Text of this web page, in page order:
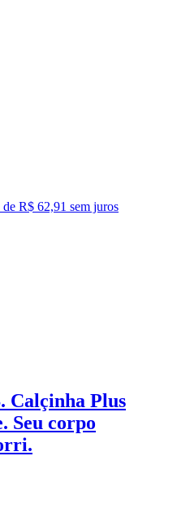
de R$ 62,91 sem juros
Calçinha Plus
Seu corpo